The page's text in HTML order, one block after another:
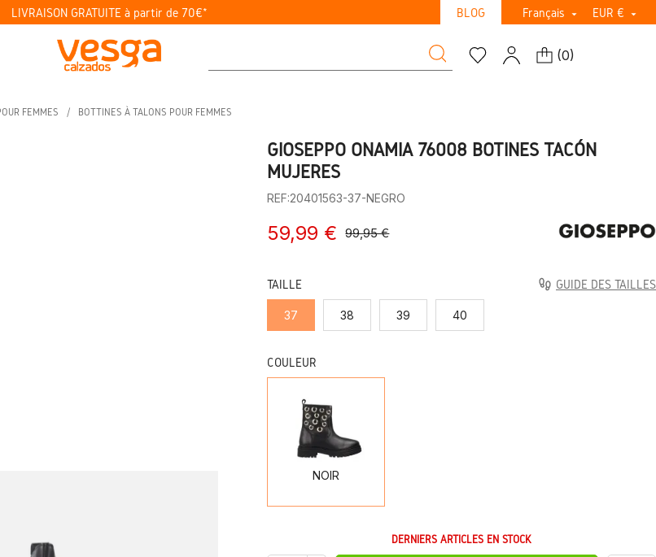
LIVRAISON GRATUITE à partir de 70€* BLOG Français  EUR € 
(0)
FEMMES BOTTINES À TALONS POUR FEMMES
GIOSEPPO ONAMIA 76008 BOTINES TACÓN
MUJERES
REF:20401563-37-NEGRO
59,99 € 99,95 €
TAILLE GUIDE DES TAILLES
37 38 39 40
COULEUR
NOIR
DERNIERS ARTICLES EN STOCK